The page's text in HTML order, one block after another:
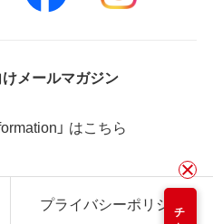
メールマガジン
」 はこちら
プライバシーポリシー